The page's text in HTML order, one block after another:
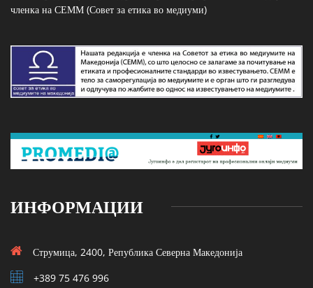
членка на СЕММ (Совет за етика во медиуми)
ИНФОРМАЦИИ
Струмица, 2400, Република Северна Македонија
+389 75 476 996